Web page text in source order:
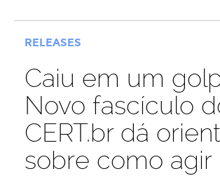
RELEASES
Caiu em um
Novo fascículo
CERT.br dá
sobre como agir